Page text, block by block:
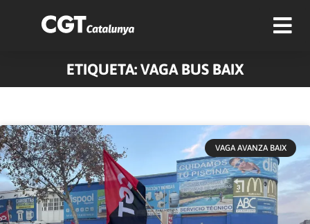
ETIQUETA: VAGA BUS BAIX
VAGA AVANZA BAIX